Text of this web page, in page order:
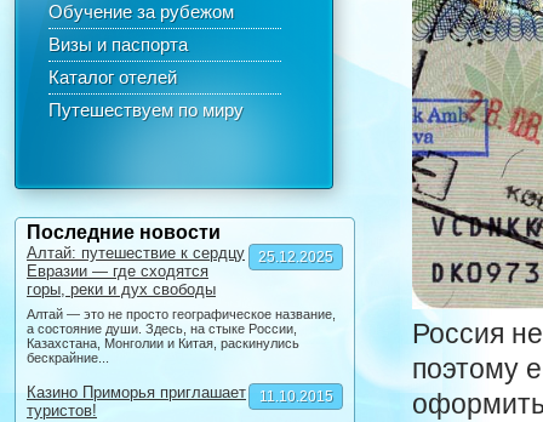
Обучение за рубежом
Визы и паспорта
Каталог отелей
Путешествуем по миру
Последние новости
25.12.2025
Алтай: путешествие к сердцу
Евразии — где сходятся
горы, реки и дух свободы
Алтай — это не просто географическое название,
а состояние души. Здесь, на стыке России,
Казахстана, Монголии и Китая, раскинулись
бескрайние...
11.10.2015
Казино Приморья приглашает
туристов!
Россия
поэтому